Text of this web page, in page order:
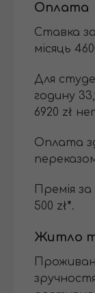
Оплата
Ставка
місяць
Для
годину
6920 zł
Оплата
Премія
500 zł*.
Житло